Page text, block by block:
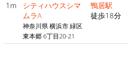
1m
シティハウスシマ
ムラA
神奈川県 横浜市 緑区
東本郷 6丁目20-21
鴨居駅
徒歩18分